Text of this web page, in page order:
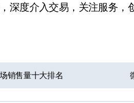
深度介入交易，关注服务，
销售量十大排名